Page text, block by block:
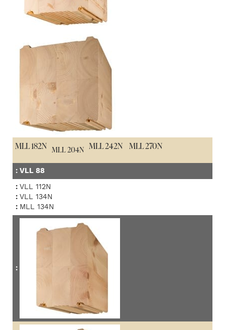
MLL 182N MLL 204N MLL 242N MLL 270N
: VLL 88
: VLL 112N
: VLL 134N
: MLL 134N
: